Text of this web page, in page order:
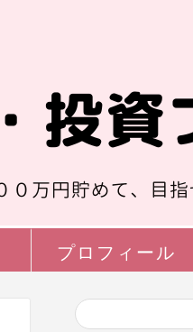
プロフィール